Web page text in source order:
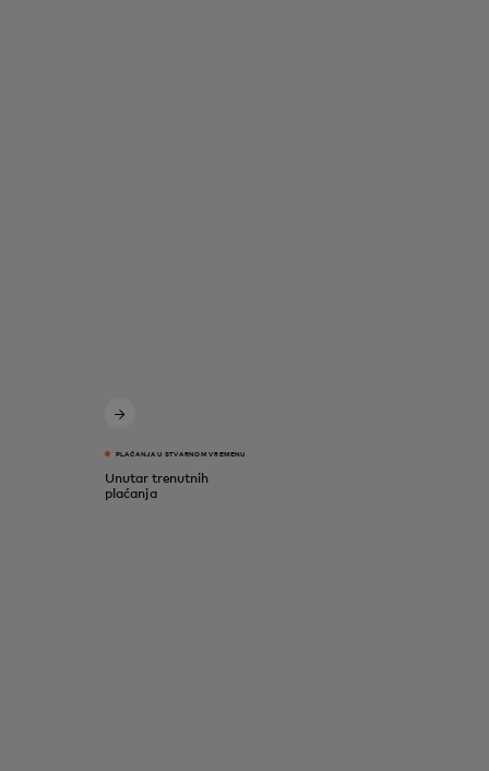
PLAĆANJA U STVARNOM VREMENU
Unutar trenutnih
plaćanja